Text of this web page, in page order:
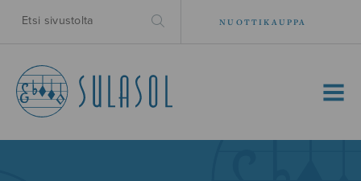
NUOTTIKAUPPA
MENU